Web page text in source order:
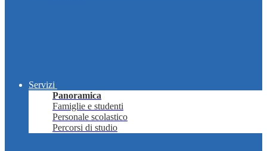
Servizi
Panoramica
Famiglie e studenti
Personale scolastico
Percorsi di studio